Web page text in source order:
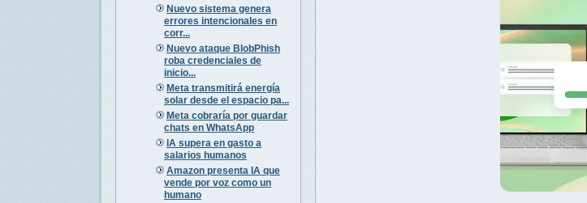
Nuevo sistema genera
errores intencionales en
corr...
Nuevo ataque BlobPhish
roba credenciales de
inicio...
Meta transmitirá energía
solar desde el espacio pa...
Meta cobraría por guardar
chats en WhatsApp
IA supera en gasto a
salarios humanos
Amazon presenta IA que
vende por voz como un
humano